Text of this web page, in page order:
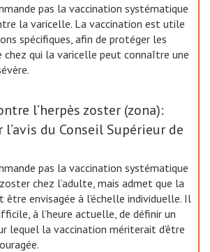
pas la vaccination systématique
la varicelle. La vaccination est utile
spécifiques, afin de protéger les
chez qui la varicelle peut connaître une
l’herpès zoster (zona):
du Conseil Supérieur de
pas la vaccination systématique
chez l’adulte, mais admet que la
être envisagée à l’échelle individuelle. Il
à l’heure actuelle, de définir un
lequel la vaccination mériterait d’être